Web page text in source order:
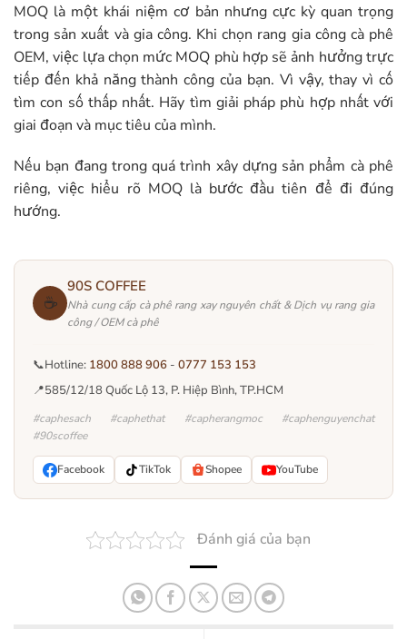
MOQ là một khái niệm cơ bản nhưng cực kỳ quan trọng
trong sản xuất và gia công. Khi chọn rang gia công cà phê
OEM, việc lựa chọn mức MOQ phù hợp sẽ ảnh hưởng trực
tiếp đến khả năng thành công của bạn. Vì vậy, thay vì cố
tìm con số thấp nhất. Hãy tìm giải pháp phù hợp nhất với
giai đoạn và mục tiêu của mình.
Nếu bạn đang trong quá trình xây dựng sản phẩm cà phê
riêng, việc hiểu rõ MOQ là bước đầu tiên để đi đúng
hướng.
☕
90S COFFEE
Nhà cung cấp cà phê rang xay nguyên chất & Dịch vụ rang gia
công / OEM cà phê
📞Hotline: 1800 888 906 - 0777 153 153
📍585/12/18 Quốc Lộ 13, P. Hiệp Bình, TP.HCM
#caphesach #caphethat #capherangmoc #caphenguyenchat
#90scoffee
Facebook TikTok Shopee YouTube
Đánh giá của bạn